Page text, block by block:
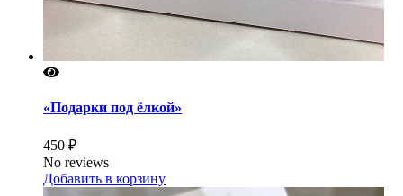
«Подарки под ёлкой»
450 ₽
No reviews
Добавить в корзину